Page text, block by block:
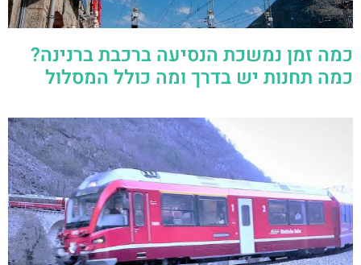
כמה זמן נמשכת הנסיעה ברכבת ברנינה?
כמה תחנות יש בדרך ומה כולל המסלול